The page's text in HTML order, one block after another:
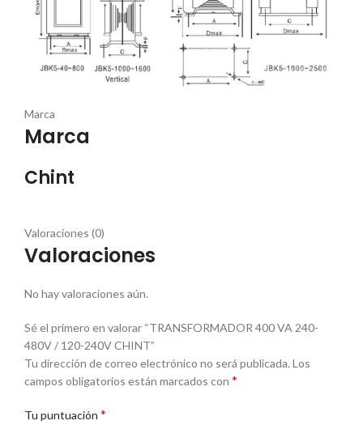
Marca
Marca
Chint
Valoraciones (0)
Valoraciones
No hay valoraciones aún.
Sé el primero en valorar “TRANSFORMADOR 400 VA 240-
480V / 120-240V CHINT”
Tu dirección de correo electrónico no será publicada. Los
campos obligatorios están marcados con *
Tu puntuación *